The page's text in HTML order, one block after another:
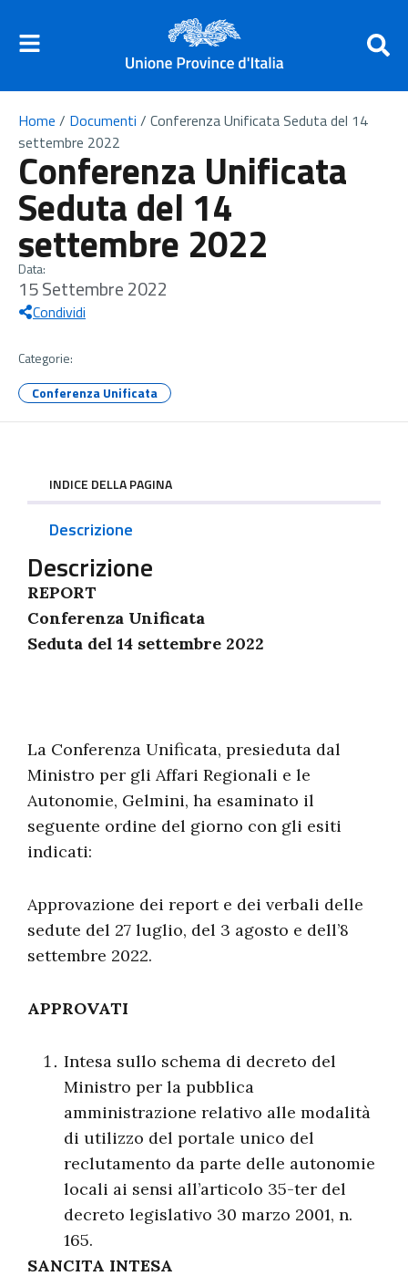
Home / Documenti / Conferenza Unificata Seduta del 14
settembre 2022
Conferenza Unificata
Seduta del 14
settembre 2022
Data:
15 Settembre 2022
Condividi
Categorie:
Conferenza Unificata
INDICE DELLA PAGINA
Descrizione
Descrizione
REPORT
Conferenza Unificata
Seduta del 14 settembre 2022
La Conferenza Unificata, presieduta dal
Ministro per gli Affari Regionali e le
Autonomie, Gelmini, ha esaminato il
seguente ordine del giorno con gli esiti
indicati:
Approvazione dei report e dei verbali delle
sedute del 27 luglio, del 3 agosto e dell’8
settembre 2022.
APPROVATI
Intesa sullo schema di decreto del
Ministro per la pubblica
amministrazione relativo alle modalità
di utilizzo del portale unico del
reclutamento da parte delle autonomie
locali ai sensi all’articolo 35-ter del
decreto legislativo 30 marzo 2001, n.
165.
SANCITA INTESA